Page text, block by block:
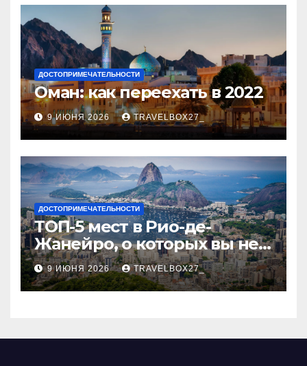
ДОСТОПРИМЕЧАТЕЛЬНОСТИ
Оман: как переехать в 2022
9 ИЮНЯ 2026 TRAVELBOX27_
ДОСТОПРИМЕЧАТЕЛЬНОСТИ
ТОП-5 мест в Рио-де-
Жанейро, о которых вы не
знали
9 ИЮНЯ 2026 TRAVELBOX27_